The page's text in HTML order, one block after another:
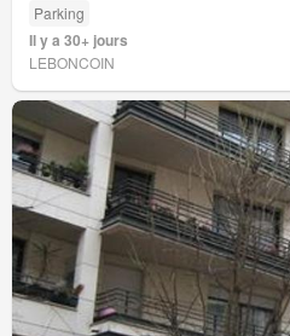
Parking
Il y a 30+ jours
LEBONCOIN